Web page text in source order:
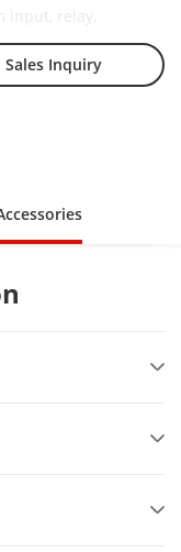
input, relay,
PIN code
Sales Inquiry